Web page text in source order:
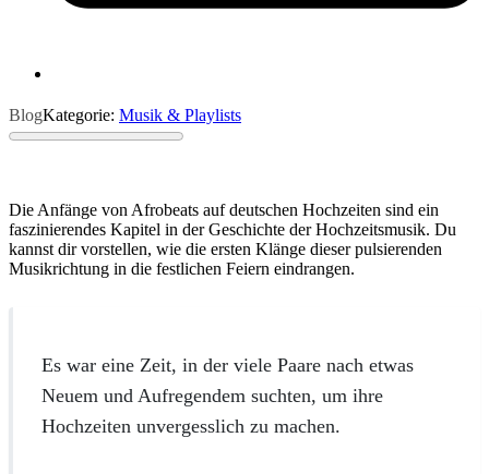
BlogKategorie: Musik & Playlists
Die Anfänge von Afrobeats auf deutschen Hochzeiten sind ein
faszinierendes Kapitel in der Geschichte der Hochzeitsmusik. Du
kannst dir vorstellen, wie die ersten Klänge dieser pulsierenden
Musikrichtung in die festlichen Feiern eindrangen.
Es war eine Zeit, in der viele Paare nach etwas
Neuem und Aufregendem suchten, um ihre
Hochzeiten unvergesslich zu machen.